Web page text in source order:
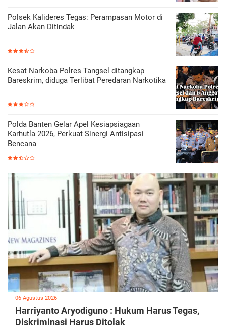
Polsek Kalideres Tegas: Perampasan Motor di
Jalan Akan Ditindak
Kesat Narkoba Polres Tangsel ditangkap
Bareskrim, diduga Terlibat Peredaran Narkotika
Polda Banten Gelar Apel Kesiapsiagaan
Karhutla 2026, Perkuat Sinergi Antisipasi
Bencana
06 Agustus 2026
Harriyanto Aryodiguno : Hukum Harus Tegas,
Diskriminasi Harus Ditolak